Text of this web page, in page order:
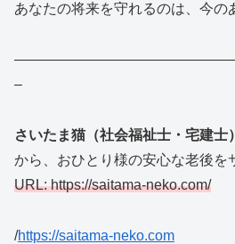
あなたの将来を守れるのは、今の
–
さいたま猫（社会福祉士・宅建士）
から、おひとり様の安心な老後を
URL: https://saitama-neko.com/
/https://saitama-neko.com